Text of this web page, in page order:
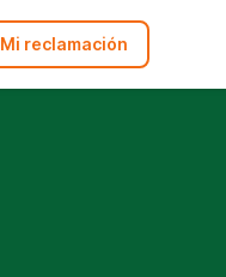
Mi reclamación